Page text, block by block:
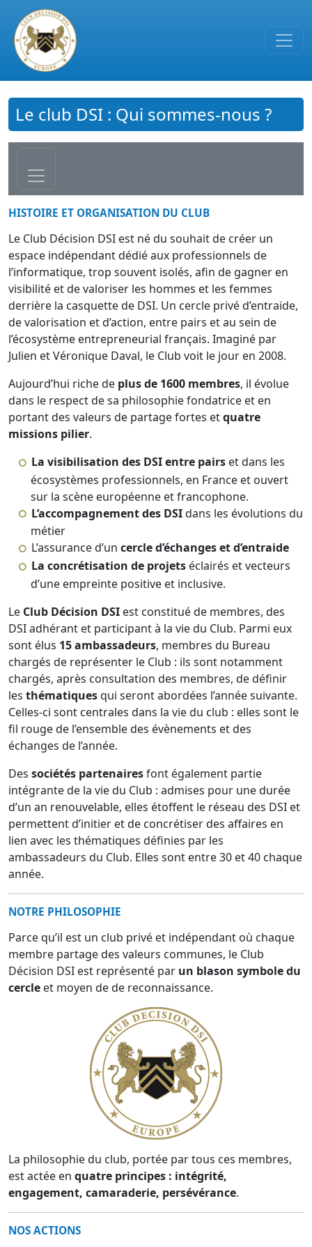
Passer au contenu principal
Le club DSI : Qui sommes-nous ?
HISTOIRE ET ORGANISATION DU CLUB
Le Club Décision DSI est né du souhait de créer un
espace indépendant dédié aux professionnels de
l’informatique, trop souvent isolés, afin de gagner en
visibilité et de valoriser les hommes et les femmes
derrière la casquette de DSI. Un cercle privé d’entraide,
de valorisation et d’action, entre pairs et au sein de
l’écosystème entrepreneurial français. Imaginé par
Julien et Véronique Daval, le Club voit le jour en 2008.
Aujourd’hui riche de plus de 1600 membres, il évolue
dans le respect de sa philosophie fondatrice et en
portant des valeurs de partage fortes etquatre
missions pilier.
La visibilisation des DSI entre pairs et dans les
écosystèmes professionnels, en France et ouvert
sur la scène européenne et francophone.
L’accompagnement des DSIdans les évolutions du
métier
L’assurance d’un cercle d’échanges et d’entraide
La concrétisation de projets éclairés et vecteurs
d’une empreinte positive et inclusive.
Le Club Décision DSI est constitué de membres, des
DSI adhérant et participant à la vie du Club. Parmi eux
sont élus 15 ambassadeurs, membres du Bureau
chargés de représenter le Club : ils sont notamment
chargés, après consultation des membres, de définir
les thématiquesqui seront abordées l’année suivante.
Celles-ci sont centrales dans la vie du club : elles sont le
fil rouge de l’ensemble des évènements et des
échanges de l’année.
Des sociétés partenairesfont également partie
intégrante de la vie du Club : admises pour une durée
d’un an renouvelable, elles étoffent le réseau des DSI et
permettent d’initier et de concrétiser des affaires en
lien avec les thématiques définies par les
ambassadeurs du Club. Elles sont entre 30 et 40 chaque
année.
NOTRE PHILOSOPHIE
Parce qu’il est un club privé et indépendant où chaque
membre partage des valeurs communes, le Club
Décision DSI est représenté par un blason symbole du
cercle et moyen de de reconnaissance.
La philosophie du club, portée par tous ces membres,
est actée en quatre principes : intégrité,
engagement, camaraderie, persévérance.
NOS ACTIONS